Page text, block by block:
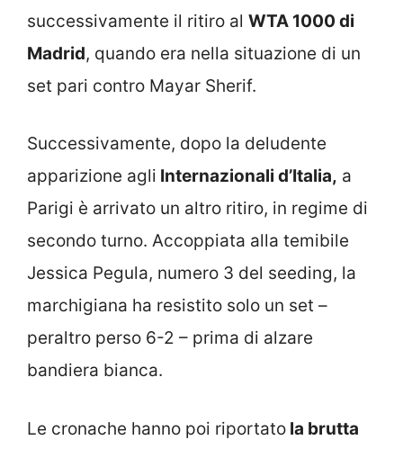
successivamente il ritiro al WTA 1000 di
Madrid, quando era nella situazione di un
set pari contro Mayar Sherif.
Successivamente, dopo la deludente
apparizione agli Internazionali d’Italia, a
Parigi è arrivato un altro ritiro, in regime di
secondo turno. Accoppiata alla temibile
Jessica Pegula, numero 3 del seeding, la
marchigiana ha resistito solo un set –
peraltro perso 6-2 – prima di alzare
bandiera bianca.
Le cronache hanno poi riportato la brutta